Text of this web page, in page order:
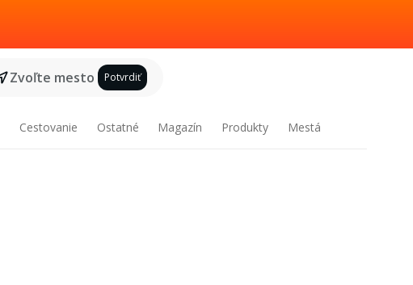
Zvoľte mesto Potvrdiť
Cestovanie Ostatné Magazín Produkty Mestá